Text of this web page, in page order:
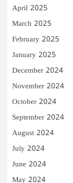
April 2025
March 2025
February 2025
January 2025
December 2024
November 2024
October 2024
September 2024
August 2024
July 2024
June 2024
May 2024